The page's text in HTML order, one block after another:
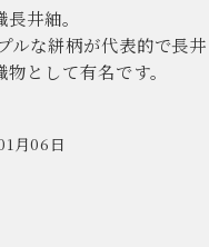
井紬。
ルな絣柄が代表的で長井
として有名です。
月06日